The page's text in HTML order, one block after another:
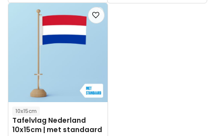
Voeg
toe
10x15cm
Tafelvlag Nederland
10x15cm | met standaard